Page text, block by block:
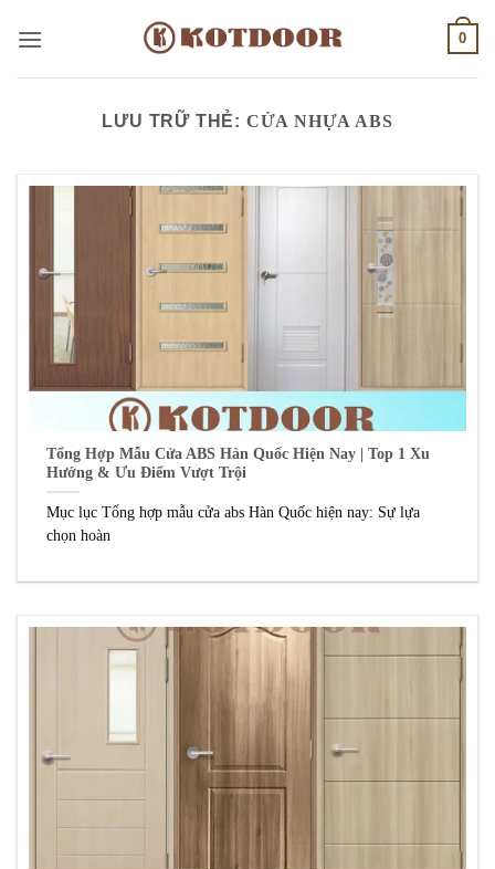
qua
0
LƯU TRỮ THẺ: CỬA NHỰA ABS
Tổng Hợp Mẫu Cửa ABS Hàn Quốc Hiện Nay | Top 1 Xu
Hướng & Ưu Điểm Vượt Trội
Mục lục Tổng hợp mẫu cửa abs Hàn Quốc hiện nay: Sự lựa
chọn hoàn